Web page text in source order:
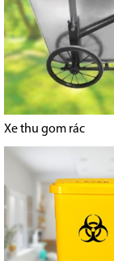
Xe thu gom rác